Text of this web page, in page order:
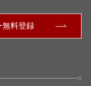
無料登録